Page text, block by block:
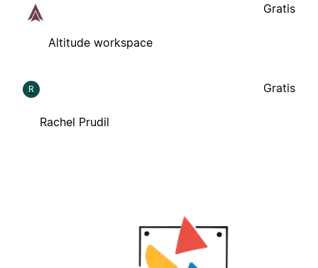
Altitude workspace
Gratis
R
Rachel Prudil
Gratis